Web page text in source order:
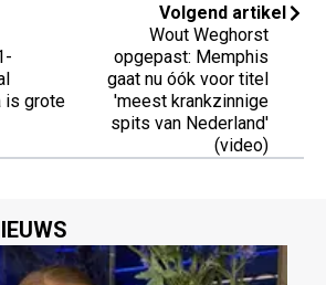
is grote
Volgend artikel
Wout Weghorst
opgepast: Memphis
gaat nu óók voor titel
'meest krankzinnige
spits van Nederland'
(video)